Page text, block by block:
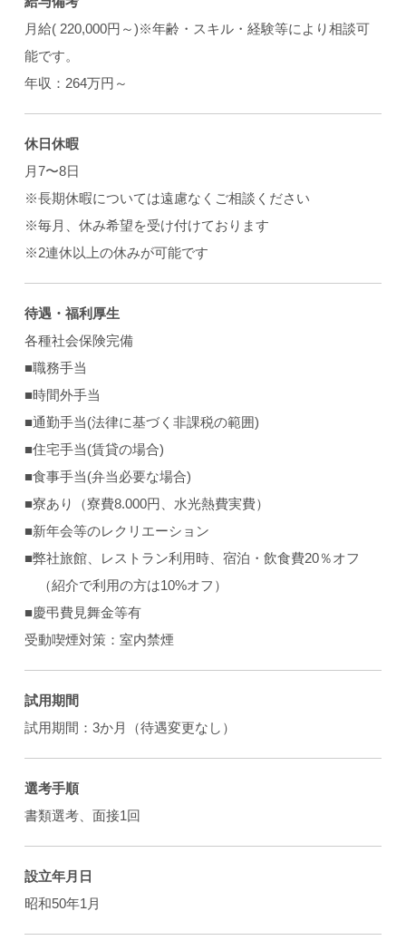
月給( 220,000円～)※年齢・スキル・経験等により相談可
能です。
年収：264万円～
休日休暇
月7〜8日
※長期休暇については遠慮なくご相談ください
※毎月、休み希望を受け付けております
※2連休以上の休みが可能です
待遇・福利厚生
各種社会保険完備
■職務手当
■時間外手当
■通勤手当(法律に基づく非課税の範囲)
■住宅手当(賃貸の場合)
■食事手当(弁当必要な場合)
■寮あり（寮費8.000円、水光熱費実費）
■新年会等のレクリエーション
■弊社旅館、レストラン利用時、宿泊・飲食費20％オフ
（紹介で利用の方は10%オフ）
■慶弔費見舞金等有
受動喫煙対策：室内禁煙
試用期間
試用期間：3か月（待遇変更なし）
選考手順
書類選考、面接1回
設立年月日
昭和50年1月